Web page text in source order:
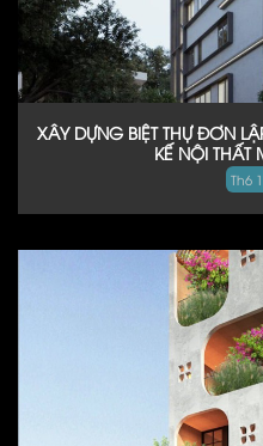
XÂY DỰNG BIỆT THỰ ĐƠN
KẾ NỘI THẤT
Th6